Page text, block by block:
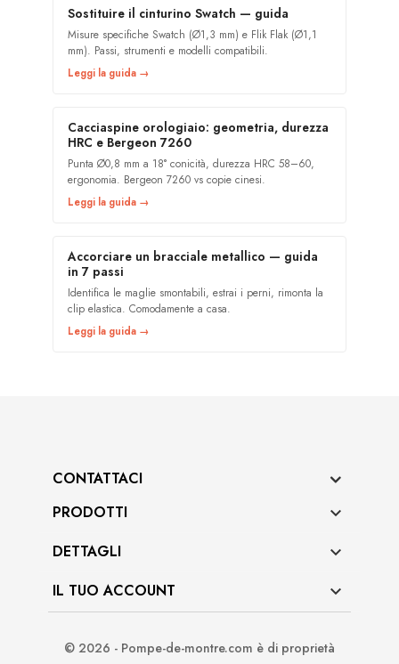
Sostituire il cinturino Swatch — guida
Misure specifiche Swatch (Ø1,3 mm) e Flik Flak (Ø1,1
mm). Passi, strumenti e modelli compatibili.
Leggi la guida →
Cacciaspine orologiaio: geometria, durezza
HRC e Bergeon 7260
Punta Ø0,8 mm a 18° conicità, durezza HRC 58–60,
ergonomia. Bergeon 7260 vs copie cinesi.
Leggi la guida →
Accorciare un bracciale metallico — guida
in 7 passi
Identifica le maglie smontabili, estrai i perni, rimonta la
clip elastica. Comodamente a casa.
Leggi la guida →
CONTATTACI
PRODOTTI

DETTAGLI 
IL TUO ACCOUNT 
© 2026 - Pompe-de-montre.com è di proprietà